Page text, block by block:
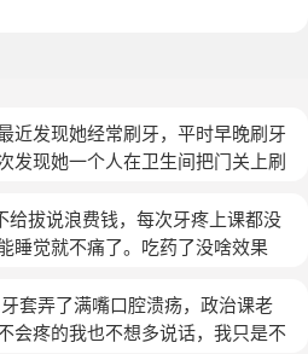
近发现她经常刷牙，平时早晚刷牙
发现她一个人在卫生间把门关上刷
校发生了什么事情，她就是不说，
出现了一些问题。我就想问她这样
给拔说浪费钱，每次牙疼上课都没
睡觉就不痛了。吃药了没啥效果
套弄了满嘴口腔溃疡，政治课老
会疼的我也不想多说话，我只是不